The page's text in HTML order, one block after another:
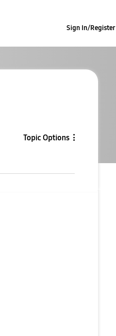
Sign In/Register
Topic Options